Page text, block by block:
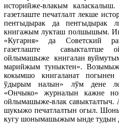
историйже-влакым
газетлаште печатлалт лекше
пеҥгыдырак да
книгажым лукташ полшышым.
«Кугарня» да Советский
газетлаште савыкталтше
ойлымашыже книгалан
марийжым туныктен».
кокымшо книгаланат
ўдырым налын» лўм дене
«Ончыко» журналын кажне
ойлымашыже-влак савыкталтыч.
шукыжо печатлалтын огыл.
кугу шонымашыжым ынде тудын